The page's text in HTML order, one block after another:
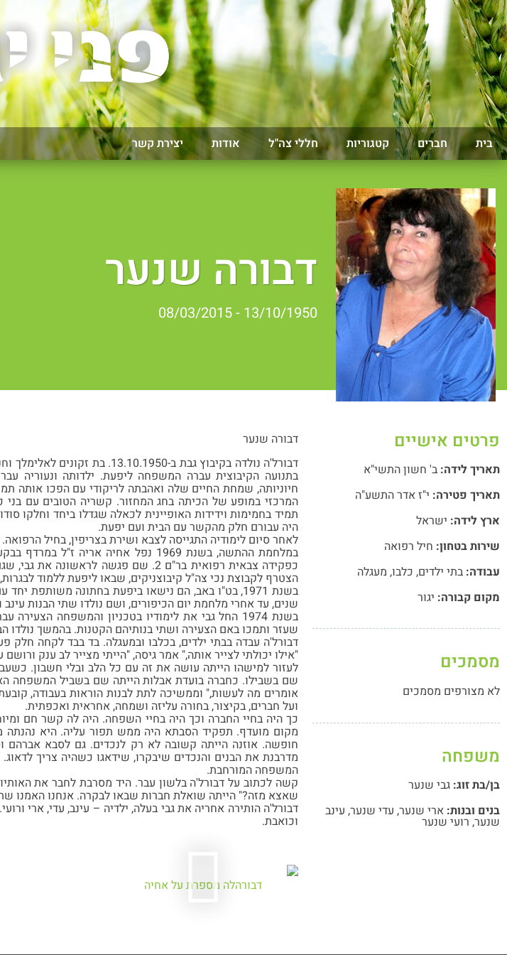
בית חברים קטגוריות חללי צה"ל אודות יצירת קשר
דבורה שנער
13/10/1950 - 08/03/2015
פרטים אישיים
תאריך לידה: ב' חשון התשי"א
תאריך פטירה: י"ז אדר התשע"ה
ארץ לידה: ישראל
שירות בטחון: חיל רפואה
עבודה: בתי ילדים, כלבו, מעגלה
מקום קבורה: יגור
מסמכים
לא מצורפים מסמכים
משפחה
בן/בת זוג: גבי שנער
בנים ובנות: ארי שנער, עדי שנער, עינב
שנער, רועי שנער
דבורה שנער
דבורל'ה נולדה בקיבוץ גבת ב-
בתנועה הקיבוצית עברה המשפחה ליפעת. ילדותה ונעוריה
חיוניותה, שמחת החיים שלה ואהבתה לריקודי עם הפכו אותה
המרכזי במופע של הכיתה בחג המחזור. קשריה הטובים עם
תמיד בחמימות וידידות האופיינית לכאלה שגדלו ביחד וחלקו
היה עבורם חלק מהקשר עם הבית ועם יפעת.
לאחר סיום לימודיה התגייסה לצבא ושירת בצריפין, בחיל הרפואה.
במלחמת ההתשה, בשנת 1969 נפל אחיה
כפקידה צבאית רפואית בר"ם 2. שם פגשה
הצטרף לקבוצת נכי צה"ל קיבוצניקים, שבאו ליפעת ללמוד
בשנת 1971, בט"ו באב, הם נישאו ביפעת בחתונה
שנים, עד אחרי מלחמת יום הכיפורים, ושם נולדו שתי הבנות עינב
בשנת 1974 החל גבי את לימודיו בטכניון והמשפחה
שעזר ותמכו באם הצעירה ושתי בנותיהם הקטנות. בהמשך נולדו
דבורל'ה עבדה בבתי ילדים, בכלבו ובמעגלה. בד בבד לקחה חלק
"אילו יכולתי לצייר אותה," אמר גיסה, "הייתי מצייר לב ענק
לעזור למישהו הייתה עושה את זה עם כל הלב ובלי חשבון.
שם בשבילו. כחברה בועדת אבלות הייתה שם בשביל המשפחה
אומרים מה לעשות," וממשיכה לתת לבנות הוראות בעבודה,
ועל חברים, בקיצור, בחורה עליזה ושמחה, אחראית ואכפתית.
כך היה בחיי החברה וכך היה בחיי השפחה. היה לה קשר חם
מקום מועדף. תפקיד הסבתא היה ממש תפור עליה. היא
חופשה. אוזנה הייתה קשובה לא רק לנכדים. גם לסבא אברהם
מדרבנת את הבנים והנכדים שיבקרו, שידאגו כשהיה צריך
המשפחה המורחבת.
קשה לכתוב על דבורל'ה בלשון עבר. היד מסרבת לחבר את
שאצא מזה?" הייתה שואלת חברות שבאו לבקרה. אנחנו האמנו
דבורל'ה הותירה אחריה את גבי בעלה, ילדיה – עינב, עדי, ארי
וכואבת.
דבורהלה מספרת על אחיה